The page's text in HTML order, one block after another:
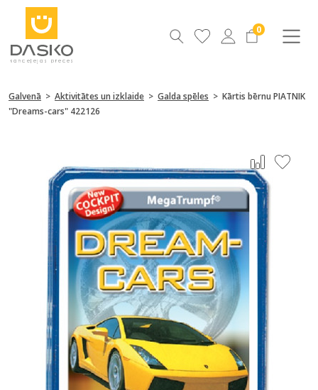
0
Galvenā > Aktivitātes un izklaide > Galda spēles > Kārtis bērnu PIATNIK
"Dreams-cars" 422126